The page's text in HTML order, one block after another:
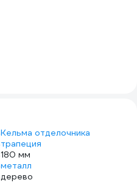
Кельма отделочника
трапеция
180 мм
металл
дерево